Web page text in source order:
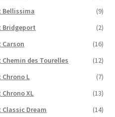
Bellissima
(9)
Bridgeport
(2)
(16)
des Tourelles
(12)
L
(7)
XL
(13)
Dream
(14)